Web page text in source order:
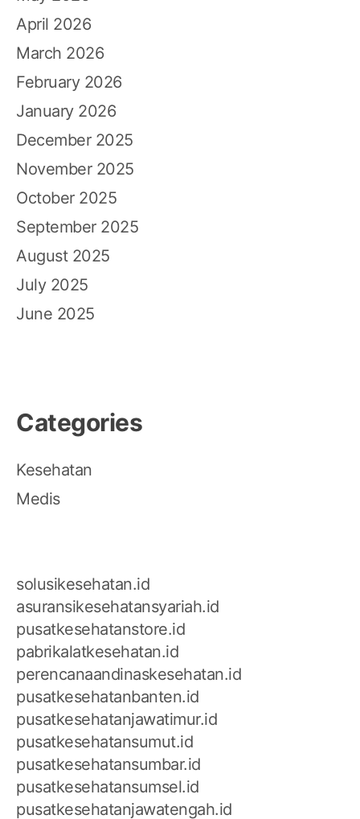
April 2026
March 2026
February 2026
January 2026
December 2025
November 2025
October 2025
September 2025
August 2025
July 2025
June 2025
Categories
Kesehatan
Medis
solusikesehatan.id
asuransikesehatansyariah.id
pusatkesehatanstore.id
pabrikalatkesehatan.id
perencanaandinaskesehatan.id
pusatkesehatanbanten.id
pusatkesehatanjawatimur.id
pusatkesehatansumut.id
pusatkesehatansumbar.id
pusatkesehatansumsel.id
pusatkesehatanjawatengah.id